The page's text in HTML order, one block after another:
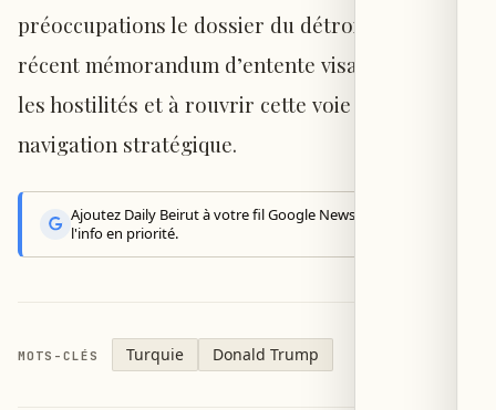
préoccupations le dossier du détroit, malgré un
récent mémorandum d’entente visant à cesser
les hostilités et à rouvrir cette voie de
navigation stratégique.
Ajoutez Daily Beirut à votre fil Google News pour recevoir
l'info en priorité.
MOTS-CLÉS Turquie Donald Trump